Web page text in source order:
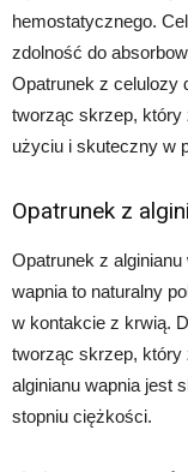
hemostatycznego.
zdolność do
Opatrunek z celulozy
tworząc skrzep, który
użyciu i skuteczny w
Opatrunek z
Opatrunek z alginianu
wapnia to naturalny
w kontakcie z krwią.
tworząc skrzep, który
alginianu wapnia jest
stopniu ciężkości.